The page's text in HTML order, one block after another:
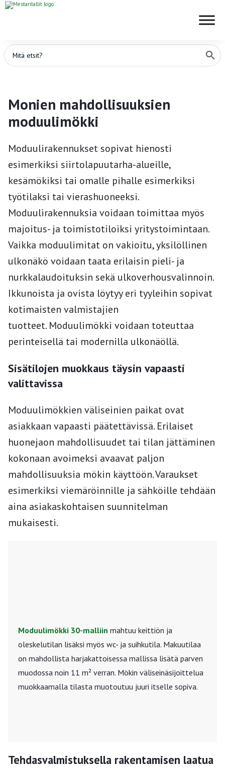
Monien mahdollisuuksien
moduulimökki
Moduulirakennukset sopivat hienosti
esimerkiksi siirtolapuutarha-alueille,
kesämökiksi tai omalle pihalle esimerkiksi
työtilaksi tai vierashuoneeksi.
Moduulirakennuksia voidaan toimittaa myös
majoitus- ja toimistotiloiksi yritystoimintaan.
Vaikka moduulimitat on vakioitu, yksilöllinen
ulkonäkö voidaan taata erilaisin pieli- ja
nurkkalaudoituksin sekä ulkoverhousvalinnoin.
Ikkunoista ja ovista löytyy eri tyyleihin sopivat
kotimaisten valmistajien
tuotteet. Moduulimökki voidaan toteuttaa
perinteisellä tai modernilla ulkonäöllä.
Sisätilojen muokkaus täysin vapaasti
valittavissa
Moduulimökkien väliseinien paikat ovat
asiakkaan vapaasti päätettävissä. Erilaiset
huonejaon mahdollisuudet tai tilan jättäminen
kokonaan avoimeksi avaavat paljon
mahdollisuuksia mökin käyttöön. Varaukset
esimerkiksi viemäröinnille ja sähköille tehdään
aina asiakaskohtaisen suunnitelman
mukaisesti.
Moduulimökki 30-malliin mahtuu keittiön ja
oleskelutilan lisäksi myös wc- ja suihkutila. Makuutilaa
on mahdollista harjakattoisessa mallissa lisätä parven
muodossa noin 11 m² verran. Mökin väliseinäsijoittelua
muokkaamalla tilasta muotoutuu juuri itselle sopiva.
Tehdasvalmistuksella rakentamisen laatua